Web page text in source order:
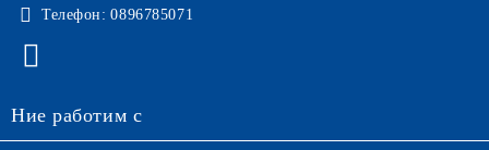
Телефон: 0896785071
Ние работим с